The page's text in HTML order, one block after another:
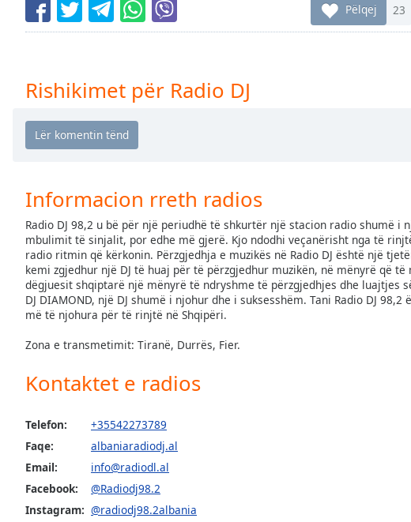
Chapters
Descriptions
descriptions
off,
Subtitles
subtitles
settings,
opens
subtitles
settings
dialog
subtitles
off,
Audio
in-
Pëlqej 23
Rishikimet për Radio DJ
Informacion rreth radios
Radio DJ 98,2 u bë për një periudhë të shkurtër një stacion radio shumë i
mbulimit të sinjalit, por edhe më gjerë. Kjo ndodhi veçanërisht nga të
radio ritmin që kërkonin. Përzgjedhja e muzikës në Radio DJ është një
kemi zgjedhur një DJ të huaj për të përzgjedhur muzikën, në mënyrë që
dëgjuesit shqiptarë një mënyrë të ndryshme të përzgjedhjes dhe luajtjes
DJ DIAMOND, një DJ shumë i njohur dhe i suksesshëm. Tani Radio DJ
më të njohura për të rinjtë në Shqipëri.
Zona e transmetimit: Tiranë, Durrës, Fier.
Kontaktet e radios
Telefon:
+35542273789
Faqe:
albaniaradiodj.al
Email:
info@radiodl.al
Facebook:
@Radiodj98.2
Instagram: @radiodj98.2albania